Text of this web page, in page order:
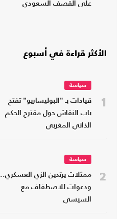
على القصف السعودي
الأكثر قراءة في أسبوع
1
سياسة
قيادات بـ "البوليساريو" تفتح
باب النقاش حول مقترح الحكم
الذاتي المغربي
2
سياسة
ممثلات يرتدين الزي العسكري..
ودعوات للاصطفاف مع
السيسي